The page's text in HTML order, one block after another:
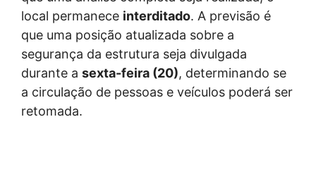
local permanece interditado. A previsão é
que uma posição atualizada sobre a
segurança da estrutura seja divulgada
durante a sexta-feira (20), determinando se
a circulação de pessoas e veículos poderá ser
retomada.